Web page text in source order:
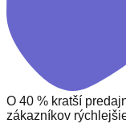
O 40 % kratší
zákazníkov